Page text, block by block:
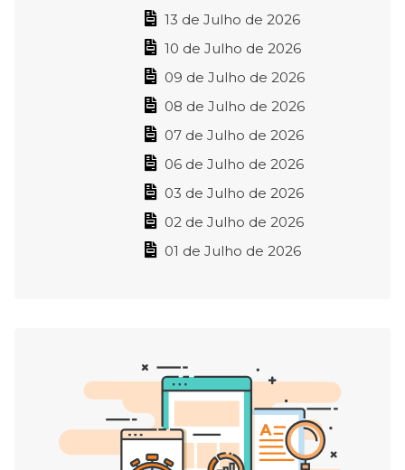
13 de Julho de 2026
10 de Julho de 2026
09 de Julho de 2026
08 de Julho de 2026
07 de Julho de 2026
06 de Julho de 2026
03 de Julho de 2026
02 de Julho de 2026
01 de Julho de 2026